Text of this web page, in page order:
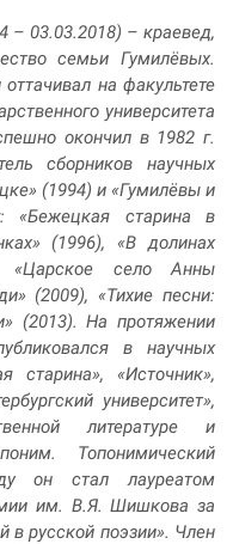
– 03.03.2018) – краевед,
семьи Гумилёвых.
на факультете
университета
окончил в 1982 г.
сборников научных
(1994) и «Гумилёвы и
«Бежецкая старина в
(1996), «В долинах
«Царское село Анны
(2009), «Тихие песни:
(2013). На протяжении
в научных
старина», «Источник»,
университет»,
литературе и
Топонимический
стал лауреатом
им. В.Я. Шишкова за
в русской поэзии». Член